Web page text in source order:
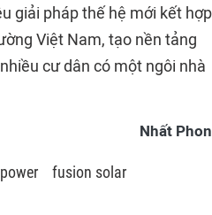
giải pháp thế hệ mới kết hợp
Việt Nam, tạo nền tảng
cư dân có một ngôi nhà
Nhất
fusion solar